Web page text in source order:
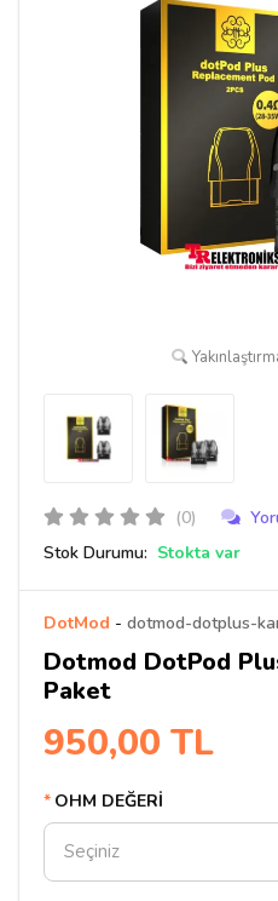
(0)
Stok Durumu: Stokta var
DotMod - dotmod-dotplus-
Dotmod DotPod
Paket
950,00 TL
OHM DEĞERİ
Seçiniz